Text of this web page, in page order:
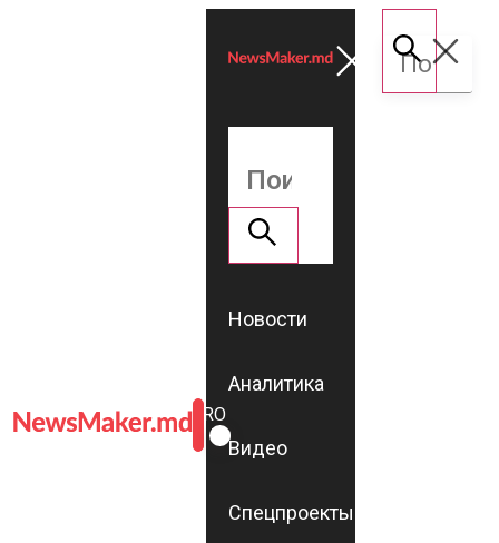
ROMÂNĂ
RU
Новости
Аналитика
Видео
Спецпроекты